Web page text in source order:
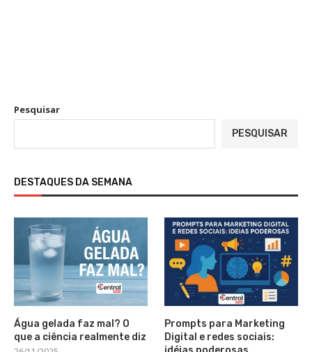
Pesquisar
PESQUISAR
DESTAQUES DA SEMANA
Água gelada faz mal? O
que a ciência realmente diz
Prompts para Marketing
Digital e redes sociais: